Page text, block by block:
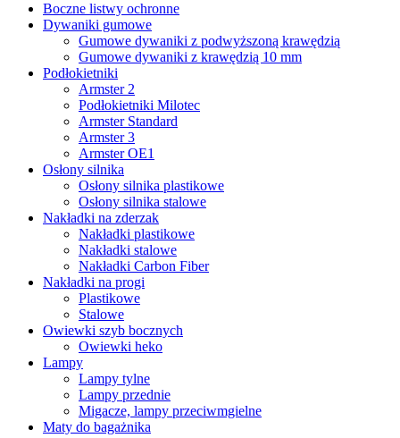
Boczne listwy ochronne
Dywaniki gumowe
Gumowe dywaniki z podwyższoną krawędzią
Gumowe dywaniki z krawędzią 10 mm
Podłokietniki
Armster 2
Podłokietniki Milotec
Armster Standard
Armster 3
Armster OE1
Osłony silnika
Osłony silnika plastikowe
Osłony silnika stalowe
Nakładki na zderzak
Nakładki plastikowe
Nakładki stalowe
Nakładki Carbon Fiber
Nakładki na progi
Plastikowe
Stalowe
Owiewki szyb bocznych
Owiewki heko
Lampy
Lampy tylne
Lampy przednie
Migacze, lampy przeciwmgielne
Maty do bagażnika